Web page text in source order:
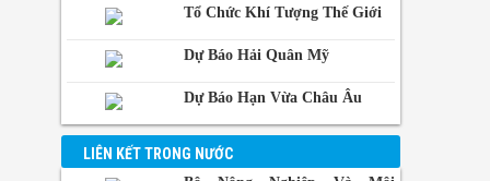
Philippin
Phnom-
Penh,
Campuchia
Tổ Chức Khí Tượng Thế Giới
Dự Báo Hải Quân Mỹ
Dự Báo Hạn Vừa Châu Âu
LIÊN KẾT TRONG NƯỚC